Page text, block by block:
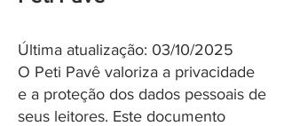
Última atualização: 03/10/2025
O Peti Pavê valoriza a privacidade
e a proteção dos dados pessoais de
seus leitores. Este documento